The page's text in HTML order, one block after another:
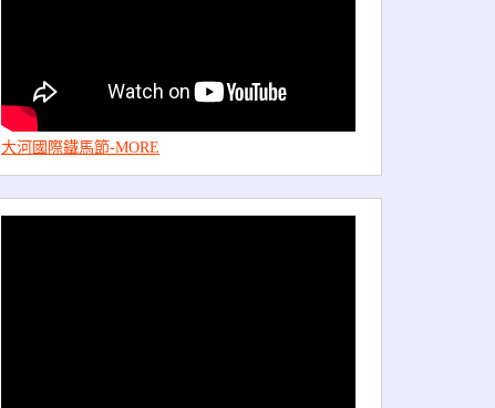
大河國際鐵馬節-MORE